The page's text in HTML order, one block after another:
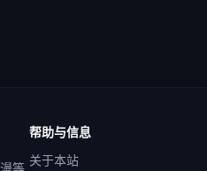
等
帮助与信息
关于本站